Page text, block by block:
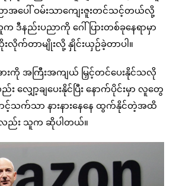
အပေါ် ဝမ်းသာကျေးဇူးတင်သင့်တယ်လို့
က ဒီနည်းပညာကို ဂေါ်ပြားတစ်ခုနေရာမှာ
လိုက်တာမျိုးလို့ နှိုင်းယှဉ်ခဲ့တာပါ။
းကို အကြီးအကျယ် မြှင့်တင်ပေးနိုင်သလို
ျှော့ချပေးနိုင်ပြီး နောက်ပိုင်းမှာ လူတွေ
က်သာ နားနားနေနေ ထွက်နိုင်တဲ့အထိ
ည်း သူက ဆိုပါတယ်။